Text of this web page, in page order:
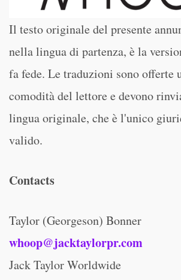
Il testo originale del presente
nella lingua di partenza, è la
fa fede. Le traduzioni sono offerte
comodità del lettore e devono
lingua originale, che è l'unico
valido.
Contacts
Taylor (Georgeson) Bonner
whoop@jacktaylorpr.com
Jack Taylor Worldwide